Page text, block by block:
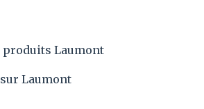
produits Laumont
Laumont